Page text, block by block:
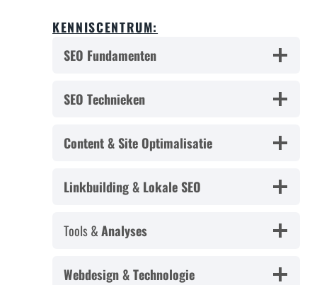
KENNISCENTRUM:
SEO Fundamenten
SEO Technieken
Content & Site Optimalisatie
Linkbuilding & Lokale SEO
Tools &Analyses
Webdesign & Technologie